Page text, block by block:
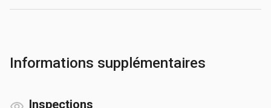
Informations supplémentaires
Inspections